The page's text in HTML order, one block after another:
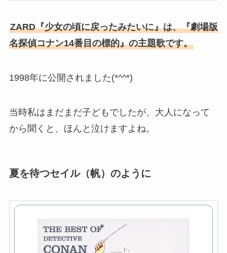
ZARD『少女の頃に戻ったみたいに』は、『劇場版
名探偵コナン14番目の標的』の主題歌です。
1998年に公開されました(*^^*)
当時私はまだまだ子どもでしたが、大人になって
から聞くと、ほんと泣けますよね。
夏を待つセイル（帆）のように